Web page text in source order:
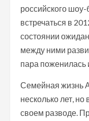
российского
встречаться в
состоянии
между ними
пара поженилась
Семейная жизнь
несколько лет,
своем разводе.